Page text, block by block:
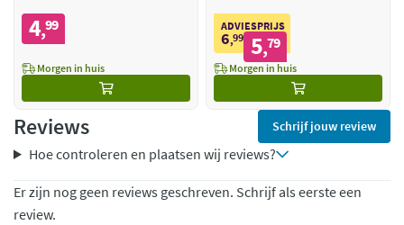
4,99
Morgen in huis
ADVIESPRIJS
6,99 5,79
Morgen in huis
Reviews Schrijf jouw review
Hoe controleren en plaatsen wij reviews?
Er zijn nog geen reviews geschreven. Schrijf als eerste een
review.